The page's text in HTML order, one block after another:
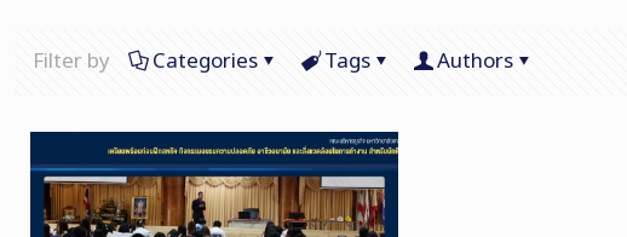
Filter by Categories Tags Authors